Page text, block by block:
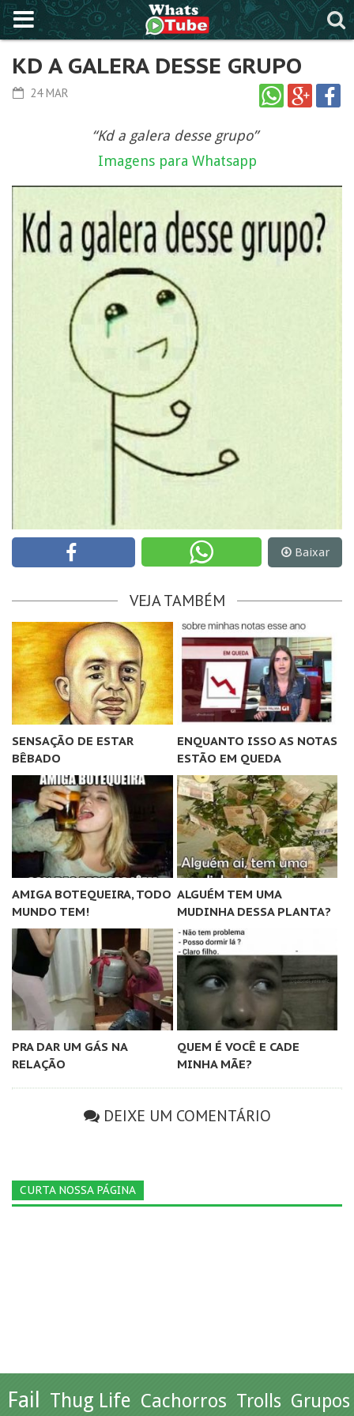
KD A GALERA DESSE GRUPO
24 MAR
“Kd a galera desse grupo”
Imagens para Whatsapp
Baixar
VEJA TAMBÉM
SENSAÇÃO DE ESTAR
BÊBADO
ENQUANTO ISSO AS NOTAS
ESTÃO EM QUEDA
AMIGA BOTEQUEIRA, TODO
MUNDO TEM!
ALGUÉM TEM UMA
MUDINHA DESSA PLANTA?
PRA DAR UM GÁS NA
RELAÇÃO
QUEM É VOCÊ E CADE
MINHA MÃE?
DEIXE UM COMENTÁRIO
CURTA NOSSA PÁGINA
Fail Thug Life Cachorros Trolls Grupos